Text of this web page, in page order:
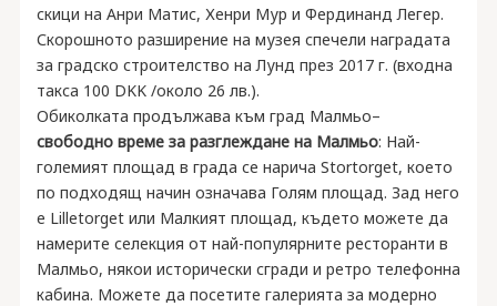
скици на Анри Матис, Хенри Мур и Фердинанд Легер.
Скорошното разширение на музея спечели наградата
за градско строителство на Лунд през 2017 г. (входна
такса 100 DKK /около 26 лв.).
Обиколката продължава към град Малмьо–
свободно време за разглеждане на Малмьо: Най-
големият площад в града се нарича Stortorget, което
по подходящ начин означава Голям площад. Зад него
е Lilletorget или Малкият площад, където можете да
намерите селекция от най-популярните ресторанти в
Малмьо, някои исторически сгради и ретро телефонна
кабина. Можете да посетите галерията за модерно